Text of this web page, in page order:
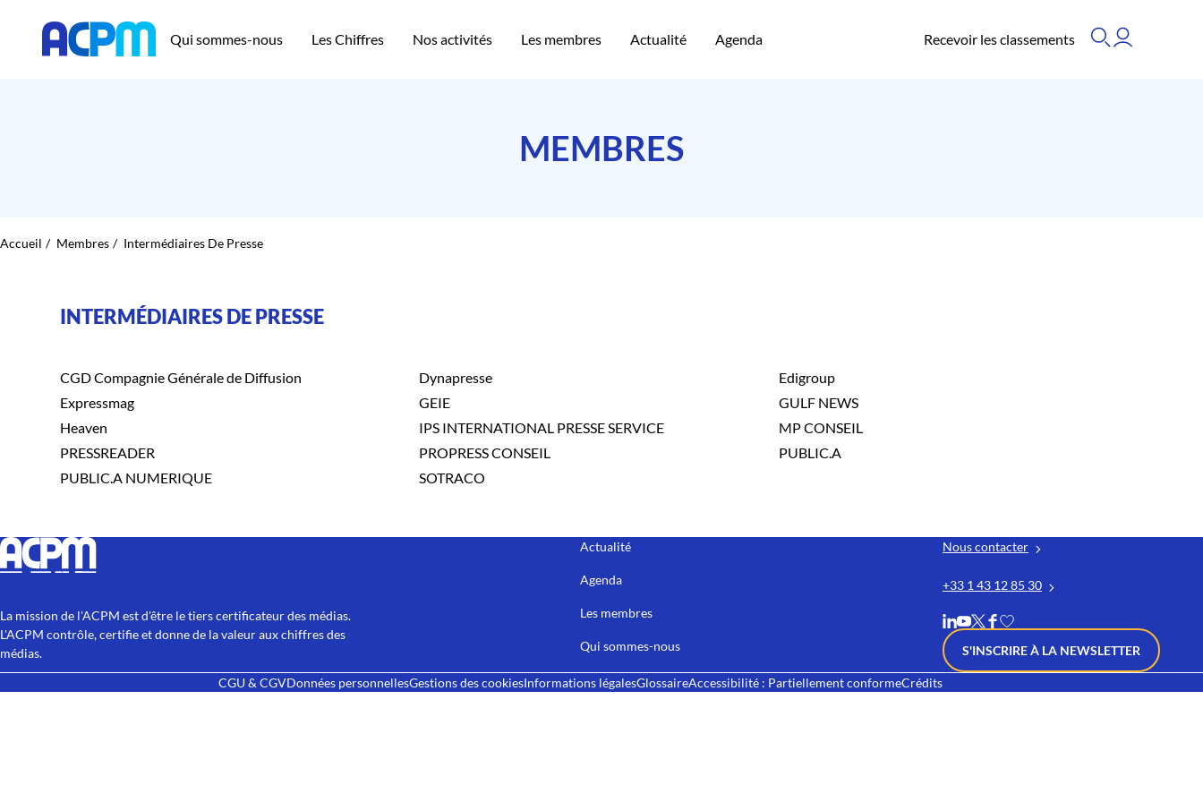
Qui sommes-nous Les Chiffres Nos activités Les membres Actualité Agenda Recevoir les classements
MEMBRES
Accueil Membres Intermédiaires De Presse
INTERMÉDIAIRES DE PRESSE
CGD Compagnie Générale de Diffusion Dynapresse
Edigroup
Expressmag
GEIE
GULF NEWS
Heaven
IPS INTERNATIONAL PRESSE SERVICE
MP CONSEIL
PRESSREADER
PROPRESS CONSEIL
PUBLIC.A
PUBLIC.A NUMERIQUE
SOTRACO
La mission de l'ACPM est d'être le tiers certificateur des médias.
L'ACPM contrôle, certifie et donne de la valeur aux chiffres des
médias.
Actualité
Agenda
Les membres
Qui sommes-nous
Nous contacter
+33 1 43 12 85 30
S'INSCRIRE À LA NEWSLETTER
CGU & CGVDonnées personnellesGestions des cookiesInformations légalesGlossaireAccessibilité : Partiellement conformeCrédits